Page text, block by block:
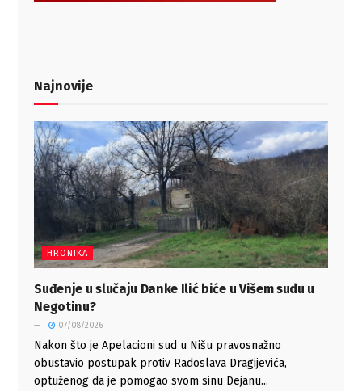
Najnovije
HRONIKA
Suđenje u slučaju Danke Ilić biće u Višem sudu u
Negotinu?
07/08/2026
Nakon što je Apelacioni sud u Nišu pravosnažno
obustavio postupak protiv Radoslava Dragijevića,
optuženog da je pomogao svom sinu Dejanu...